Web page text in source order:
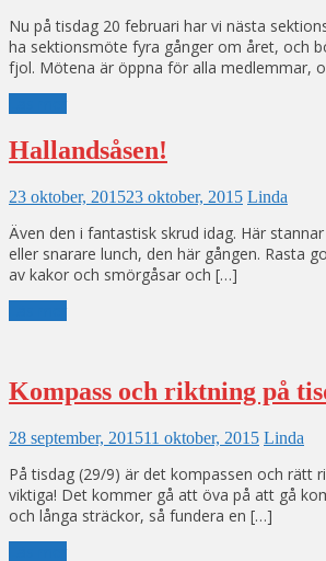
Nu på tisdag 20 februari har vi nästa
ha sektionsmöte fyra gånger om året, och
fjol. Mötena är öppna för alla medlemmar,
Hallandsåsen!
23 oktober, 201523 oktober, 2015 Linda
Även den i fantastisk skrud idag. Här
eller snarare lunch, den här gången. Rasta
av kakor och smörgåsar och […]
Kompass och riktning på
28 september, 201511 oktober, 2015 Linda
På tisdag (29/9) är det kompassen och rätt
viktiga! Det kommer gå att öva på att gå
och långa sträckor, så fundera en […]